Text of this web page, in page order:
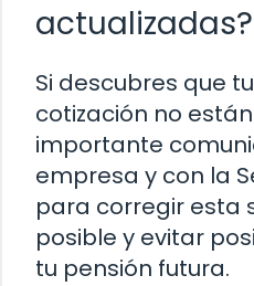
actualizadas?
Si descubres que
cotización no
importante
empresa y con la
para corregir esta
posible y evitar
tu pensión futura.